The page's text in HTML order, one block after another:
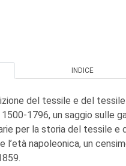
INDICE
del tessile e del
1500-1796, un saggio sulle
per la storia del tessile e
napoleonica, un